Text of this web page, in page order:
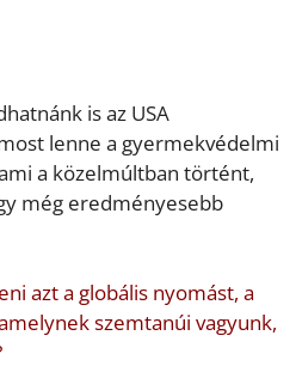
is az USA
lenne a gyermekvédelmi
a közelmúltban történt,
még eredményesebb
azt a globális nyomást, a
szemtanúi vagyunk,